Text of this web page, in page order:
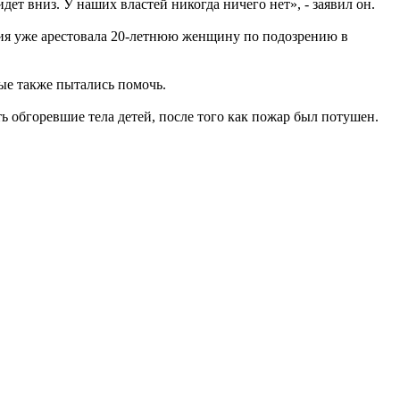
вниз. У наших властей никогда ничего нет», - заявил он.
уже арестовала 20-летнюю женщину по подозрению в
также пытались помочь.
тела детей, после того как пожар был потушен.